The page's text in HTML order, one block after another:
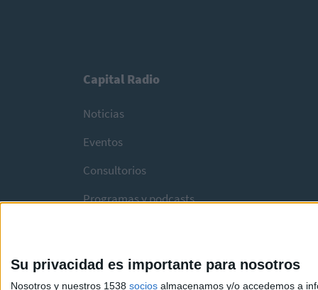
Su privacidad es importante para nosotros
Nosotros y nuestros 1538 socios almacenamos y/o accedemos a
Capital Radio
Noticias
Eventos
Consultorios
Programas y podcasts